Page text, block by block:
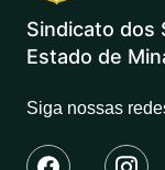
Sindicato dos
Estado de
Siga nossas